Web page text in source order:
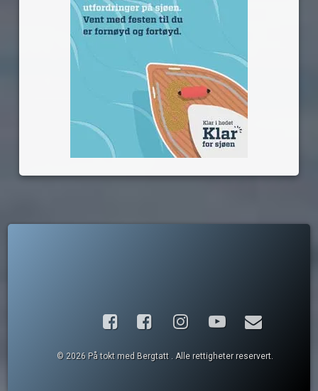
FacebookInstagram
YouTubeE-post
© 2026 På tokt med Bergtatt . Alle rettigheter reservert.